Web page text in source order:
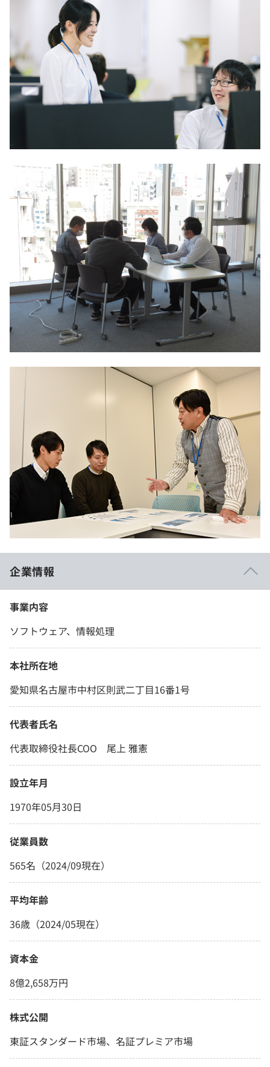
企業情報
事業内容
ソフトウェア、情報処理
本社所在地
愛知県名古屋市中村区則武二丁目16番1号
代表者氏名
代表取締役社長COO 尾上 雅憲
設立年月
1970年05月30日
従業員数
565名（2024/09現在）
平均年齢
36歳（2024/05現在）
資本金
8億2,658万円
株式公開
東証スタンダード市場、名証プレミア市場